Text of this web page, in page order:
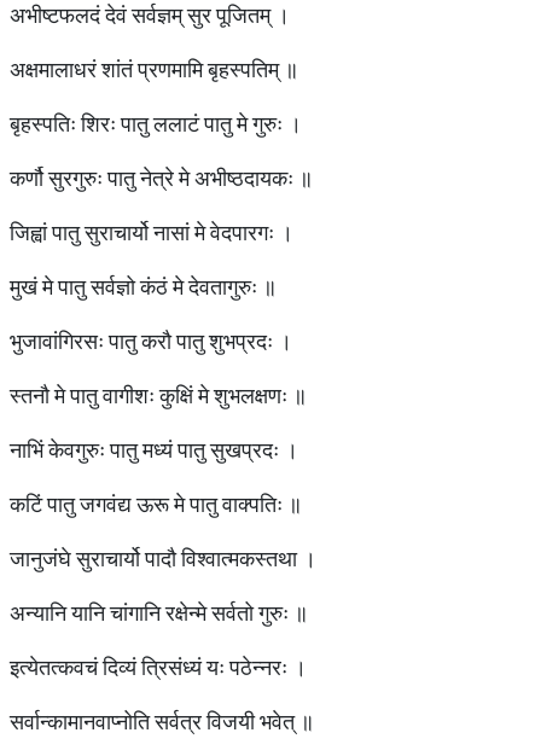
अभीष्टफलदं देवं सर्वज्ञम् सुर पूजितम् ।
अक्षमालाधरं शांतं प्रणमामि बृहस्पतिम् ॥
बृहस्पतिः शिरः पातु ललाटं पातु मे गुरुः ।
कर्णौ सुरगुरुः पातु नेत्रे मे अभीष्ठदायकः ॥
जिह्वां पातु सुराचार्यो नासां मे वेदपारगः ।
मुखं मे पातु सर्वज्ञो कंठं मे देवतागुरुः ॥
भुजावांगिरसः पातु करौ पातु शुभप्रदः ।
स्तनौ मे पातु वागीशः कुक्षिं मे शुभलक्षणः ॥
नाभिं केवगुरुः पातु मध्यं पातु सुखप्रदः ।
कटिं पातु जगवंद्य ऊरू मे पातु वाक्पतिः ॥
जानुजंघे सुराचार्यो पादौ विश्वात्मकस्तथा ।
अन्यानि यानि चांगानि रक्षेन्मे सर्वतो गुरुः ॥
इत्येतत्कवचं दिव्यं त्रिसंध्यं यः पठेन्नरः ।
सर्वान्कामानवाप्नोति सर्वत्र विजयी भवेत् ॥